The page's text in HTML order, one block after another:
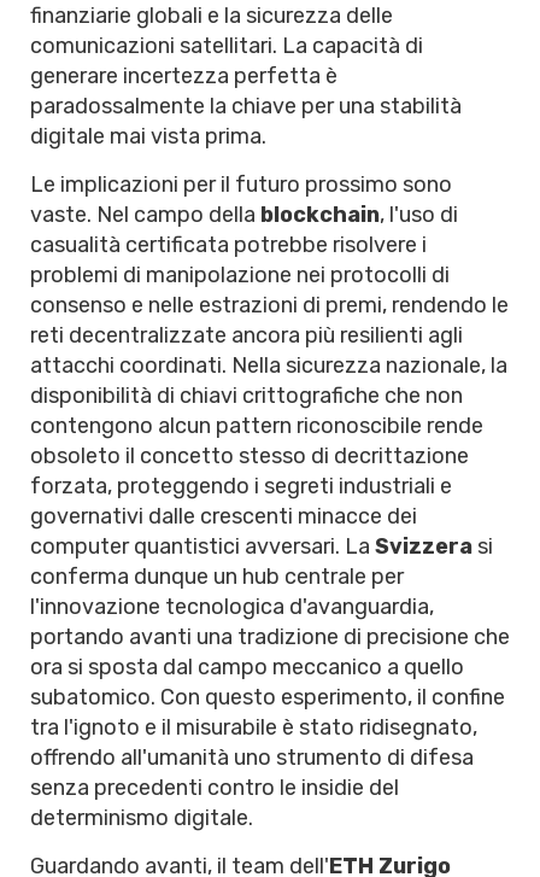
finanziarie globali e la sicurezza delle
comunicazioni satellitari. La capacità di
generare incertezza perfetta è
paradossalmente la chiave per una stabilità
digitale mai vista prima.
Le implicazioni per il futuro prossimo sono
vaste. Nel campo della blockchain, l'uso di
casualità certificata potrebbe risolvere i
problemi di manipolazione nei protocolli di
consenso e nelle estrazioni di premi, rendendo le
reti decentralizzate ancora più resilienti agli
attacchi coordinati. Nella sicurezza nazionale, la
disponibilità di chiavi crittografiche che non
contengono alcun pattern riconoscibile rende
obsoleto il concetto stesso di decrittazione
forzata, proteggendo i segreti industriali e
governativi dalle crescenti minacce dei
computer quantistici avversari. La Svizzera si
conferma dunque un hub centrale per
l'innovazione tecnologica d'avanguardia,
portando avanti una tradizione di precisione che
ora si sposta dal campo meccanico a quello
subatomico. Con questo esperimento, il confine
tra l'ignoto e il misurabile è stato ridisegnato,
offrendo all'umanità uno strumento di difesa
senza precedenti contro le insidie del
determinismo digitale.
Guardando avanti, il team dell'ETH Zurigo